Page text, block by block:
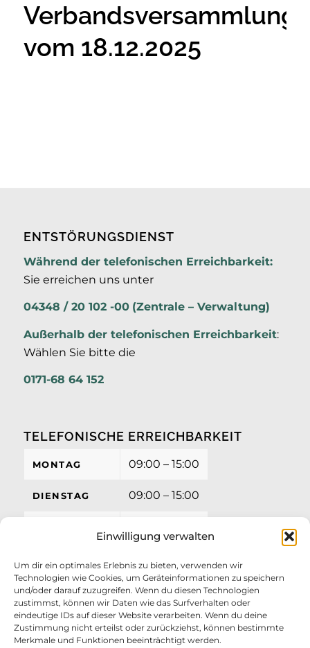
Einwilligung verwalten
Um dir ein optimales Erlebnis zu bieten, verwenden wir
Technologien wie Cookies, um Geräteinformationen zu speichern
und/oder darauf zuzugreifen. Wenn du diesen Technologien
zustimmst, können wir Daten wie das Surfverhalten oder
eindeutige IDs auf dieser Website verarbeiten. Wenn du deine
Zustimmung nicht erteilst oder zurückziehst, können bestimmte
Merkmale und Funktionen beeinträchtigt werden.
Verbandsversammlung
vom 18.12.2025
ENTSTÖRUNGSDIENST
Während der telefonischen Erreichbarkeit:
Sie erreichen uns unter
04348 / 20 102 -00 (Zentrale – Verwaltung)
Außerhalb der telefonischen Erreichbarkeit:
Wählen Sie bitte die
0171-68 64 152
TELEFONISCHE ERREICHBARKEIT
MONTAG 09:00 – 15:00
DIENSTAG 09:00 – 15:00
FREITAG 09:00 – 12:00